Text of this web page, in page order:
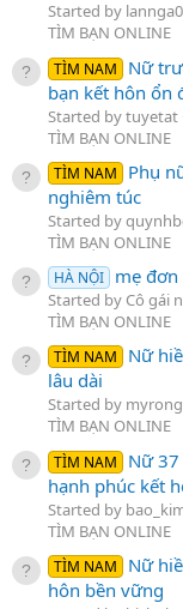
Started by
TÌM BẠN ONLINE
TÌM NAM
Nữ
bạn kết hôn ổn
Started by tuyetat
TÌM BẠN ONLINE
TÌM NAM
Phụ
nghiêm túc
Started by
TÌM BẠN ONLINE
HÀ NỘI mẹ
Started by Cô gái
TÌM BẠN ONLINE
TÌM NAM
Nữ
lâu dài
Started by
TÌM BẠN ONLINE
TÌM NAM
Nữ
hạnh phúc kết
Started by
TÌM BẠN ONLINE
TÌM NAM
Nữ
hôn bền vững